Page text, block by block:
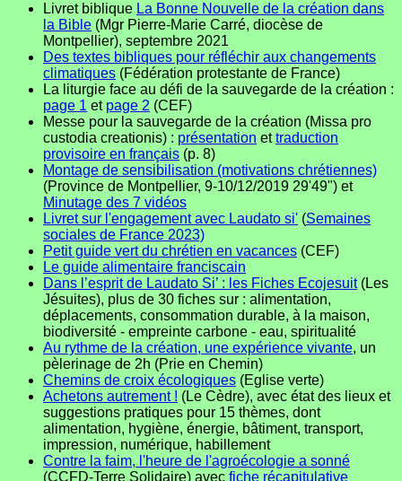
Livret biblique La Bonne Nouvelle de la création dans
la Bible (Mgr Pierre-Marie Carré, diocèse de
Montpellier), septembre 2021
Des textes bibliques pour réfléchir aux changements
climatiques (Fédération protestante de France)
La liturgie face au défi de la sauvegarde de la création :
page 1 et page 2 (CEF)
Messe pour la sauvegarde de la création (Missa pro
custodia creationis) : présentation ettraduction
provisoire en français (p. 8)
Montage de sensibilisation (motivations chrétiennes)
(Province de Montpellier, 9-10/12/2019 29'49") et
Minutage des 7 vidéos
Livret sur l'engagement avec Laudato si' (Semaines
sociales de France 2023)
Petit guide vert du chrétien en vacances (CEF)
Le guide alimentaire franciscain
Dans l’esprit de Laudato Si’ : les Fiches Ecojesuit(Les
Jésuites), plus de 30 fiches sur : alimentation,
déplacements, consommation durable, à la maison,
biodiversité - empreinte carbone - eau, spiritualité
Au rythme de la création, une expérience vivante, un
pèlerinage de 2h (Prie en Chemin)
Chemins de croix écologiques (Eglise verte)
Achetons autrement ! (Le Cèdre), avec état des lieux et
suggestions pratiques pour 15 thèmes, dont
alimentation, hygiène, énergie, bâtiment, transport,
impression, numérique, habillement
Contre la faim, l'heure de l'agroécologie a sonné
(CCFD-Terre Solidaire) avec fiche récapitulative